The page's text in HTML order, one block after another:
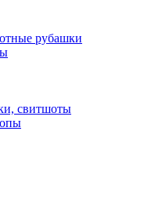
рубашки
свитшоты